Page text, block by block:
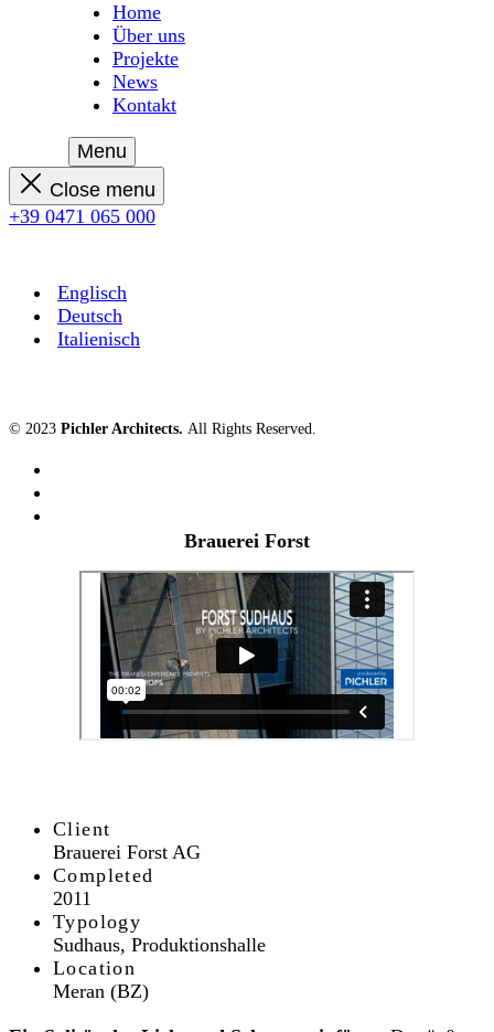
Home
Über uns
Projekte
News
Kontakt
Menu
Close menu
+39 0471 065 000
Englisch
Deutsch
Italienisch
© 2023 Pichler Architects. All Rights Reserved.
Brauerei Forst
Client
Brauerei Forst AG
Completed
2011
Typology
Sudhaus, Produktionshalle
Location
Meran (BZ)